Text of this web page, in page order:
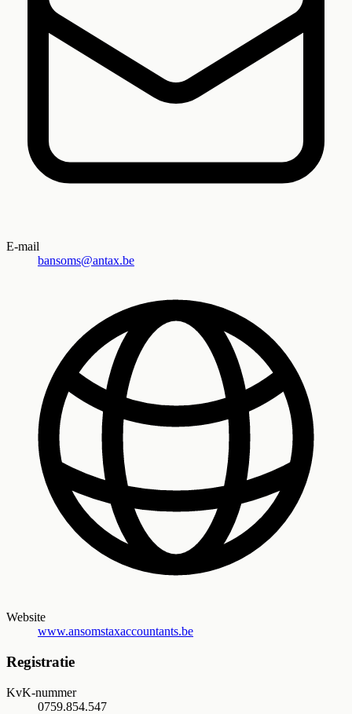
E-mail
bansoms@antax.be
Website
www.ansomstaxaccountants.be
Registratie
KvK-nummer
0759.854.547